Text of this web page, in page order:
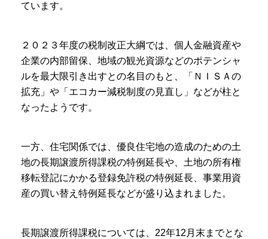
ています。
２０２３年度の税制改正大綱では、個人金融資産や
企業の内部留保、地域の観光資源などのポテンシャ
ルを最大限引き出すとの名目のもと、「ＮＩＳＡの
拡充」や「エコカー減税制度の見直し」などが柱と
なったようです。
一方、住宅関係では、優良住宅地の造成のための土
地の長期譲渡所得課税の特例延長や、土地の所有権
移転登記にかかる登録免許税の特例延長、事業用資
産の買い替え特例延長などが盛り込まれました。
長期譲渡所得課税については、22年12月末までとな